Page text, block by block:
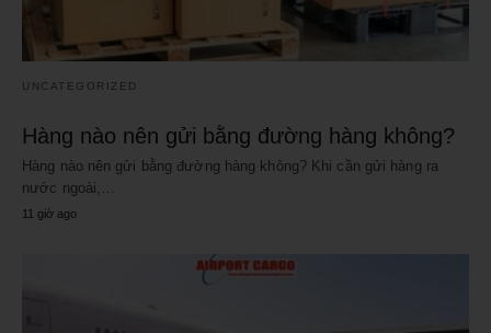
UNCATEGORIZED
Hàng nào nên gửi bằng đường hàng không?
Hàng nào nên gửi bằng đường hàng không? Khi cần gửi hàng ra
nước ngoài,…
11 giờ ago